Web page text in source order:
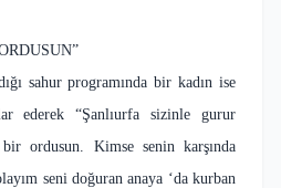
sahur programında bir kadın ise
ederek “Şanlıurfa sizinle gurur
ordusun. Kimse senin karşında
seni doğuran anaya ‘da kurban